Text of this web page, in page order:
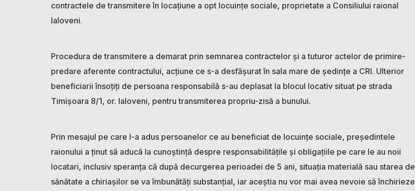
contractele de transmitere în locațiune a opt locuințe sociale, proprietate a Consiliului raional
Ialoveni.
Procedura de transmitere a demarat prin semnarea contractelor și a tuturor actelor de primire-
predare aferente contractului, acțiune ce s-a desfășurat în sala mare de ședințe a CRI. Ulterior
beneficiarii însoțiți de persoana responsabilă s-au deplasat la blocul locativ situat pe strada
Timișoara 8/1, or. Ialoveni, pentru transmiterea propriu-zisă a bunului.
Prin mesajul pe care l-a adus persoanelor ce au beneficiat de locuințe sociale, președintele
raionului a ținut să aducă la cunoștință despre responsabilitățile și obligațiile pe care le au noii
locatari, inclusiv speranța că după decurgerea perioadei de 5 ani, situația materială sau starea de
sănătate a chiriașilor se va îmbunătăți substanțial, iar aceștia nu vor mai avea nevoie să închirieze